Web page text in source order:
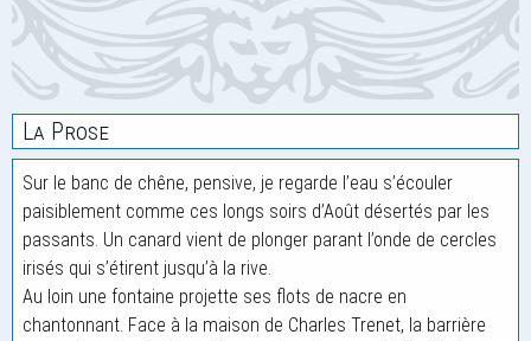
La Prose
Sur le banc de chêne, pensive, je regarde l’eau s’écouler
paisiblement comme ces longs soirs d’Août désertés par les
passants. Un canard vient de plonger parant l’onde de cercles
irisés qui s’étirent jusqu’à la rive.
Au loin une fontaine projette ses flots de nacre en
chantonnant. Face à la maison de Charles Trenet, la barrière